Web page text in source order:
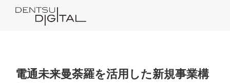
電通未来曼荼羅を活用した新規事業構